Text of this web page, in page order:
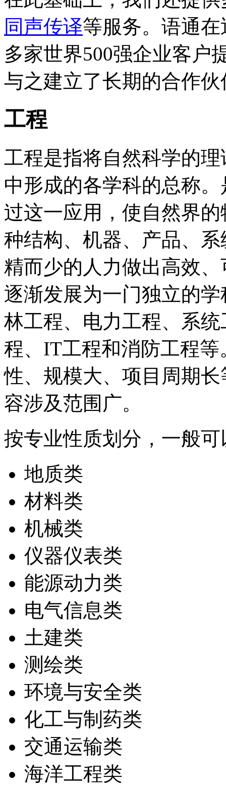
同声传译等服务。语通
多家世界500强企业客户
与之建立了长期的合作
工程
工程是指将自然科学的
中形成的各学科的总称
过这一应用，使自然界
种结构、机器、产品、
精而少的人力做出高效
逐渐发展为一门独立的
林工程、电力工程、系
程、IT工程和消防工程
性、规模大、项目周期
容涉及范围广。
按专业性质划分，一般
地质类
材料类
机械类
仪器仪表类
能源动力类
电气信息类
土建类
测绘类
环境与安全类
化工与制药类
交通运输类
海洋工程类